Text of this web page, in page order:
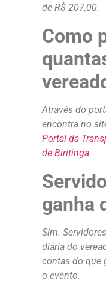
de R$ 207,00.
Como
Através do
encontra no
Portal da
de Biritinga
ganha
Sim.
diária do
contas do que
o evento.